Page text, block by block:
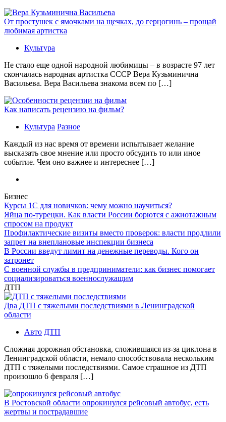
От простушек с ямочками на щечках, до герцогинь – прощай
любимая артистка
Культура
Не стало еще одной народной любимицы – в возрасте 97 лет
скончалась народная артистка СССР Вера Кузьминична
Васильева. Вера Васильева знакома всем по […]
Как написать рецензию на фильм?
Культура Разное
Каждый из нас время от времени испытывает желание
высказать свое мнение или просто обсудить то или иное
событие. Чем оно важнее и интереснее […]
Бизнес
Курсы 1С для новичков: чему можно научиться?
Яйца по-турецки. Как власти России борются с ажиотажным
спросом на продукт
Профилактические визиты вместо проверок: власти продлили
запрет на внеплановые инспекции бизнеса
В России введут лимит на денежные переводы. Кого он
затронет
С военной службы в предприниматели: как бизнес помогает
социализироваться военнослужащим
ДТП
Два ДТП с тяжелыми последствиями в Ленинградской
области
Авто ДТП
Сложная дорожная обстановка, сложившаяся из-за циклона в
Ленинградской области, немало способствовала нескольким
ДТП с тяжелыми последствиями. Самое страшное из ДТП
произошло 6 февраля […]
В Ростовской области опрокинулся рейсовый автобус, есть
жертвы и пострадавшие